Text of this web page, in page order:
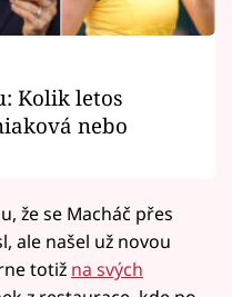
Kolik letos
nebo
že se Macháč přes
ale našel už novou
totiž na svých